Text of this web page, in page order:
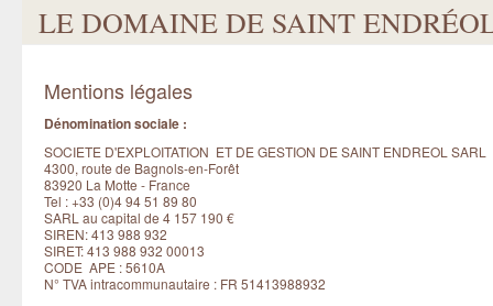
LE DOMAINE DE SAINT
Mentions légales
Dénomination sociale :
SOCIETE D'EXPLOITATION ET DE GESTION DE SAINT ENDREOL SARL
4300, route de Bagnols-en-Forêt
83920 La Motte - France
Tel : +33 (0)4 94 51 89 80
SARL au capital de 4 157 190 €
SIREN: 413 988 932
SIRET: 413 988 932 00013
CODE APE : 5610A
N° TVA intracommunautaire : FR 51413988932